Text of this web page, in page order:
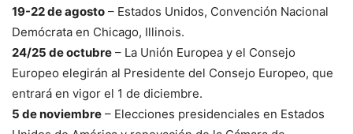
19-22 de agosto – Estados Unidos, Convención Nacional
Demócrata en Chicago, Illinois.
24/25 de octubre – La Unión Europea y el Consejo
Europeo elegirán al Presidente del Consejo Europeo, que
entrará en vigor el 1 de diciembre.
5 de noviembre – Elecciones presidenciales en Estados